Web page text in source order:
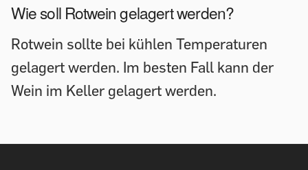
Wie soll Rotwein gelagert werden?
Rotwein sollte bei kühlen Temperaturen
gelagert werden. Im besten Fall kann der
Wein im Keller gelagert werden.